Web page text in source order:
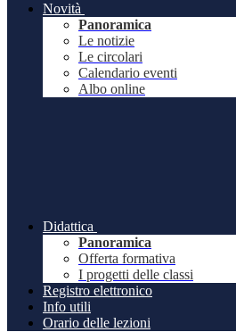
Novità
Panoramica
Le notizie
Le circolari
Calendario eventi
Albo online
Didattica
Panoramica
Offerta formativa
I progetti delle classi
Registro elettronico
Info utili
Orario delle lezioni